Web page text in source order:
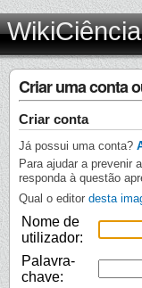
Criar uma conta
Criar conta
Já possui uma conta?
Para ajudar a prevenir
responda à questão
Qual o editor desta
Nome de
utilizador:
Palavra-
chave: